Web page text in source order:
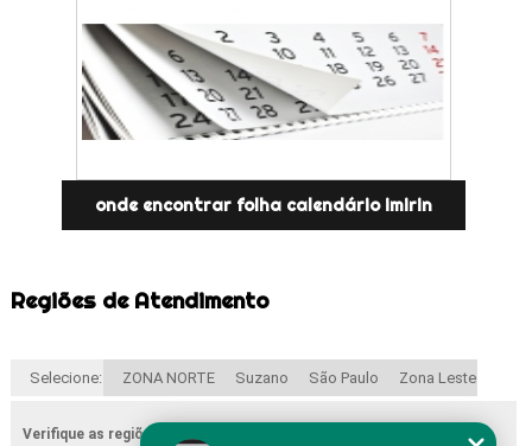
onde encontrar folha calendário imirin
Regiões de Atendimento
Selecione: ZONA NORTE Suzano São Paulo Zona Leste
Verifique as regiões que atendemos